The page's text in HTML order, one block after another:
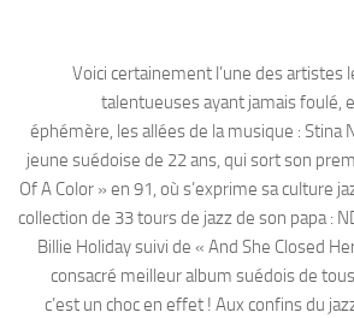
Voici certainement l’une des artistes
talentueuses ayant jamais foulé,
éphémère, les allées de la musique : Stina
jeune suédoise de 22 ans, qui sort son
Of A Color » en 91, où s’exprime sa culture
collection de 33 tours de jazz de son papa :
Billie Holiday suivi de « And She Closed
consacré meilleur album suédois de
c’est un choc en effet ! Aux confins du